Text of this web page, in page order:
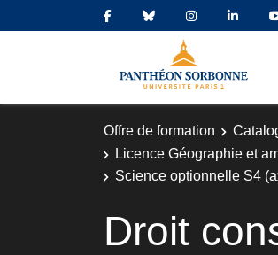
Offre de formation
Licence Géographie et
Science optionnelle S4
Droit